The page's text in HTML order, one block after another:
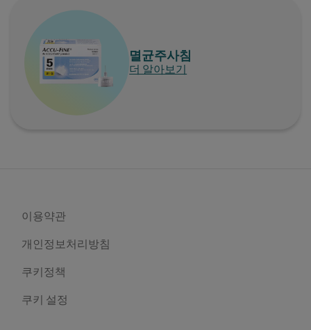
멸균주사침
더 알아보기
이용약관
개인정보처리방침
쿠키정책
쿠키 설정